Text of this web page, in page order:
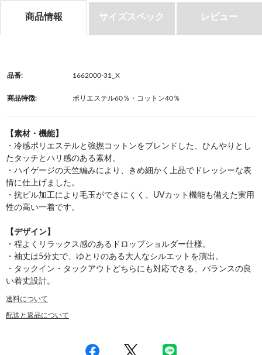
商品情報 サイズスペック レビュー
品番: 1662000-31_X
商品特徴: ポリエステル60％・コットン40％
【素材・機能】
・冷感ポリエステルと強撚コットンをブレンドした、ひんやりとし
たタッチとハリ感のある素材。
・ハイゲージの天竺編みにより、きめ細かく上品でドレッシーな表
情に仕上げました。
・抗ピル加工により毛玉ができにくく、UVカット機能も備えた実用
性の高い一着です。
【デザイン】
・程よくリラックス感のあるドロップショルダー仕様。
・袖丈は5分丈で、ゆとりのある大人なシルエットを演出。
・タックイン・タックアウトどちらにも対応できる、バランスの良
い着丈設計。
送料について
配送と返品について